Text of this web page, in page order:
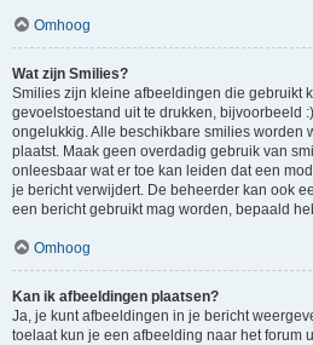
Omhoog
Wat zijn Smilies?
Smilies zijn kleine afbeeldingen die gebruikt
gevoelstoestand uit te drukken, bijvoorbeeld
ongelukkig. Alle beschikbare smilies worden
plaatst. Maak geen overdadig gebruik van
onleesbaar wat er toe kan leiden dat een
je bericht verwijdert. De beheerder kan ook
een bericht gebruikt mag worden, bepaald
Omhoog
Kan ik afbeeldingen plaatsen?
Ja, je kunt afbeeldingen in je bericht
toelaat kun je een afbeelding naar het forum